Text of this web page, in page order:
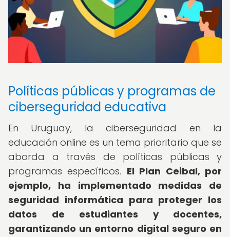
Políticas públicas y programas de
ciberseguridad educativa
En Uruguay, la ciberseguridad en la
educación online es un tema prioritario que se
aborda a través de políticas públicas y
programas específicos. El Plan Ceibal, por
ejemplo, ha implementado medidas de
seguridad informática para proteger los
datos de estudiantes y docentes,
garantizando un entorno digital seguro en